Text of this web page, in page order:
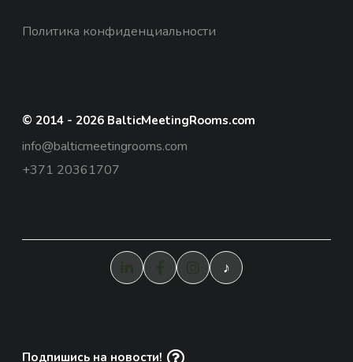
Политика конфиденциальности
© 2014 - 2026 BalticMeetingRooms.com
info@balticmeetingrooms.com
+371 20361707
♪
Подпишись на новости!